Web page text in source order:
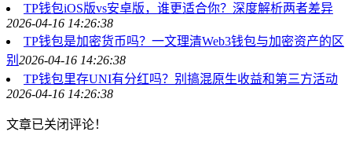
TP钱包iOS版vs安卓版，谁更适合你？深度解析两者差异
2026-04-16 14:26:38
TP钱包是加密货币吗？一文理清Web3钱包与加密资产的区
别 2026-04-16 14:26:38
TP钱包里存UNI有分红吗？别搞混原生收益和第三方活动
2026-04-16 14:26:38
文章已关闭评论！